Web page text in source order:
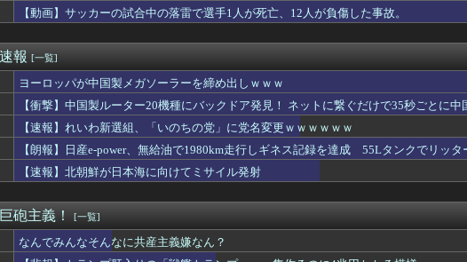
飼ってる犬、ダンスできるみたいだよ」ママ友「すごいね！」→ 後日。テ...
んって、あのお店の人…？」友人「え？」→結婚式の会場でまさかの人物に...
【動画】サッカーの試合中の落雷で選手1人が死亡、12人が負傷した事故。
報 [一覧]
ヨーロッパが中国製メガソーラーを締め出しｗｗｗ
【衝撃】中国製ルーター20機種にバックドア発見！ ネットに繋ぐだけで35秒ごとに
【速報】れいわ新選組、「いのちの党」に党名変更ｗｗｗｗｗｗ
【朗報】日産e-power、無給油で1980km走行しギネス記録を達成 55Lタンクでリッタ
【速報】北朝鮮が日本海に向けてミサイル発射
砲主義！ [一覧]
なんでみんなそんなに共産主義嫌なん？